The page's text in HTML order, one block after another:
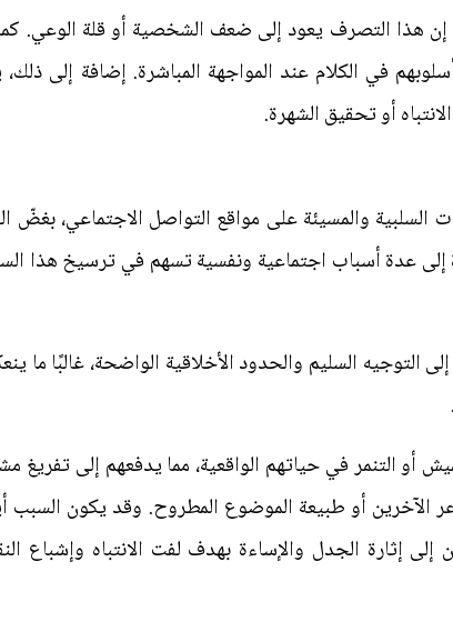
إن هذا التصرف يعود إلى ضعف الشخصية أو قلة الوعي.
في الكلام عند المواجهة المباشرة. إضافة إلى
أو تحقيق الشهرة.
السلبية والمسيئة على مواقع التواصل الاجتماعي، بغضّ
عدة أسباب اجتماعية ونفسية تسهم في ترسيخ هذا
التوجيه السليم والحدود الأخلاقية الواضحة، غالبًا ما
أو التنمر في حياتهم الواقعية، مما يدفعهم إلى تفريغ
الآخرين أو طبيعة الموضوع المطروح. وقد يكون السبب
إثارة الجدل والإساءة بهدف لفت الانتباه وإشباع